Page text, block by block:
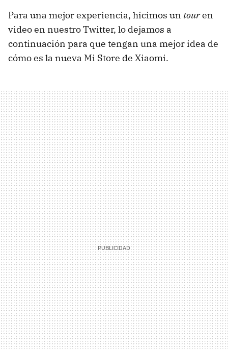
Para una mejor experiencia, hicimos un touren
video en nuestro Twitter, lo dejamos a
continuación para que tengan una mejor idea de
cómo es la nueva Mi Store de Xiaomi.